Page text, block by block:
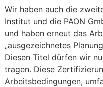
Wir haben auch die
Institut und die PAON
und haben erneut das
„ausgezeichnetes
Diesen Titel dürfen wir
tragen. Diese
Arbeitsbedingungen,